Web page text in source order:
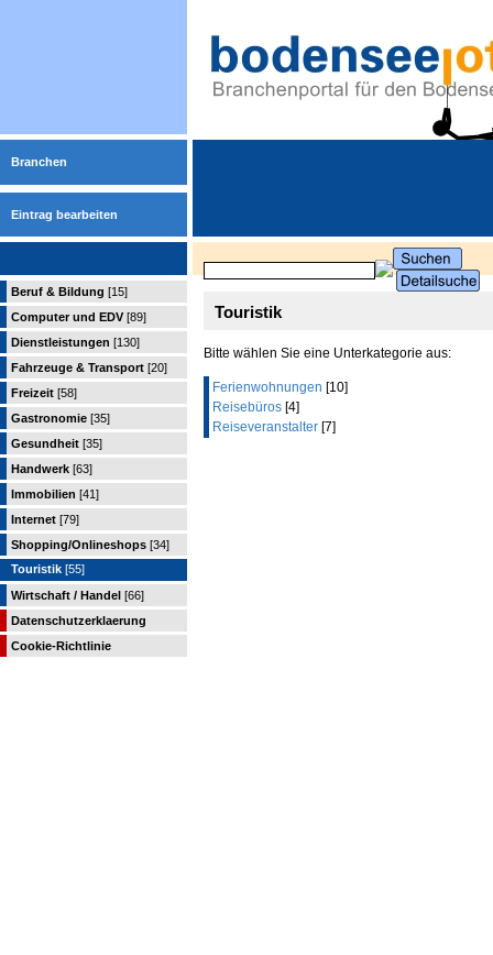
Branchen
Eintrag bearbeiten
Beruf & Bildung [15]
Computer und EDV [89]
Dienstleistungen [130]
Fahrzeuge & Transport [20]
Freizeit [58]
Gastronomie [35]
Gesundheit [35]
Handwerk [63]
Immobilien [41]
Internet [79]
Shopping/Onlineshops [34]
Touristik [55]
Wirtschaft / Handel [66]
Datenschutzerklaerung
Cookie-Richtlinie
Touristik
Bitte wählen Sie eine Unterkategorie aus:
Ferienwohnungen [10]
Reisebüros [4]
Reiseveranstalter [7]